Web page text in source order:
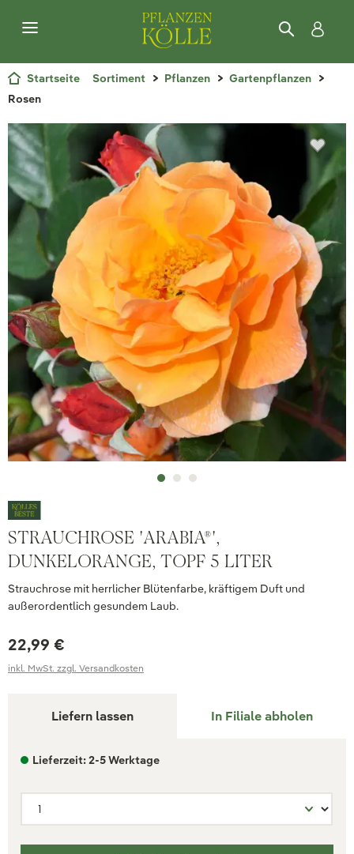
Startseite Sortiment Pflanzen
Gartenpflanzen
Rosen
STRAUCHROSE 'ARABIA®',
DUNKELORANGE, TOPF 5 LITER
Strauchrose mit herrlicher Blütenfarbe, kräftigem Duft und
außerordentlich gesundem Laub.
22,99 €
inkl. MwSt. zzgl. Versandkosten
Liefern lassen In Filiale abholen
Lieferzeit: 2-5 Werktage